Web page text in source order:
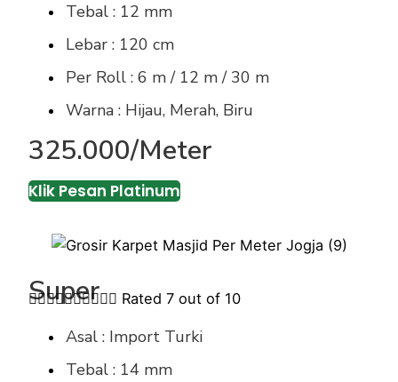
Tebal : 12 mm
Lebar : 120 cm
Per Roll : 6 m / 12 m / 30 m
Warna : Hijau, Merah, Biru
325.000/Meter
Klik Pesan Platinum
Super
 Rated 7 out of 10
Asal : Import Turki
Tebal : 14 mm